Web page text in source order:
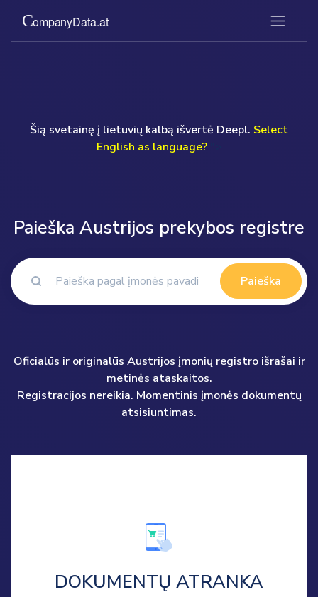
Šią svetainę į lietuvių kalbą išvertė Deepl. Select
English as language?">
Paieška Austrijos prekybos registre
Paieška
Oficialūs ir originalūs Austrijos įmonių registro išrašai ir
metinės ataskaitos.
Registracijos nereikia. Momentinis įmonės dokumentų
atsisiuntimas.
DOKUMENTŲ ATRANKA